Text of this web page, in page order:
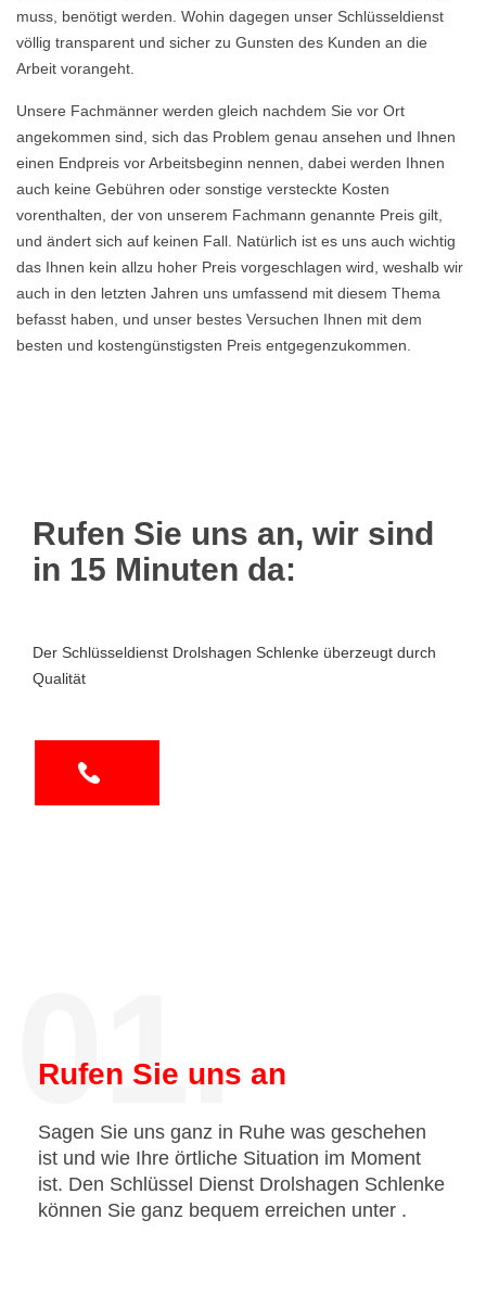
muss, benötigt werden. Wohin dagegen unser Schlüsseldienst
völlig transparent und sicher zu Gunsten des Kunden an die
Arbeit vorangeht.
Unsere Fachmänner werden gleich nachdem Sie vor Ort
angekommen sind, sich das Problem genau ansehen und Ihnen
einen Endpreis vor Arbeitsbeginn nennen, dabei werden Ihnen
auch keine Gebühren oder sonstige versteckte Kosten
vorenthalten, der von unserem Fachmann genannte Preis gilt,
und ändert sich auf keinen Fall. Natürlich ist es uns auch wichtig
das Ihnen kein allzu hoher Preis vorgeschlagen wird, weshalb wir
auch in den letzten Jahren uns umfassend mit diesem Thema
befasst haben, und unser bestes Versuchen Ihnen mit dem
besten und kostengünstigsten Preis entgegenzukommen.
Rufen Sie uns an, wir sind
in 15 Minuten da:
Der Schlüsseldienst Drolshagen Schlenke überzeugt durch
Qualität
01.
Rufen Sie uns an
Sagen Sie uns ganz in Ruhe was geschehen
ist und wie Ihre örtliche Situation im Moment
ist. Den Schlüssel Dienst Drolshagen Schlenke
können Sie ganz bequem erreichen unter .